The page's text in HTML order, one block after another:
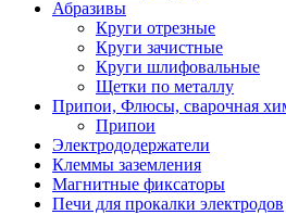
Абразивы
Круги отрезные
Круги зачистные
Круги шлифовальные
Щетки по металлу
Припои, Флюсы, сварочная
Припои
Электрододержатели
Клеммы заземления
Магнитные фиксаторы
Печи для прокалки электродов